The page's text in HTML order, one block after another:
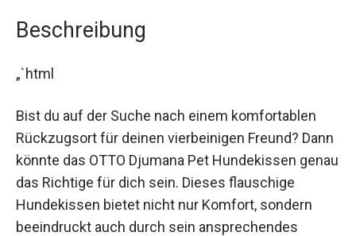
Beschreibung
„`html
Bist du auf der Suche nach einem komfortablen
Rückzugsort für deinen vierbeinigen Freund? Dann
könnte das OTTO Djumana Pet Hundekissen genau
das Richtige für dich sein. Dieses flauschige
Hundekissen bietet nicht nur Komfort, sondern
beeindruckt auch durch sein ansprechendes